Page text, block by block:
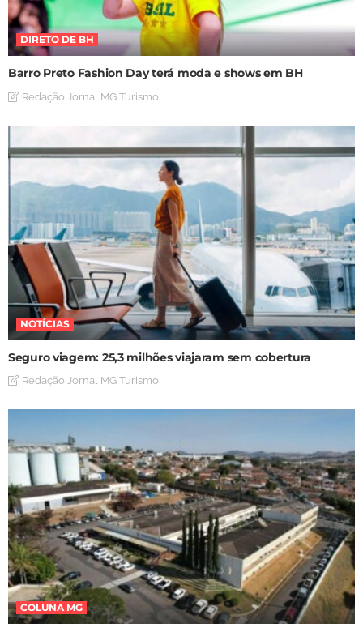
DIRETO DE BH
Barro Preto Fashion Day terá moda e shows em BH
Redação Jornal MG Turismo
NOTÍCIAS
Seguro viagem: 25,3 milhões viajaram sem cobertura
Redação Jornal MG Turismo
COLUNA MG